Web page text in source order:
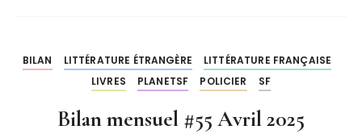
BILAN LITTÉRATURE ÉTRANGÈRE
LITTÉRATURE FRANÇAISE
LIVRES
PLANETSF POLICIER SF
Bilan mensuel #55 Avril 2025